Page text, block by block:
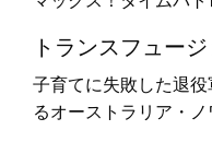
トランスフュー
子育てに失敗した退
るオーストラリア・ノ